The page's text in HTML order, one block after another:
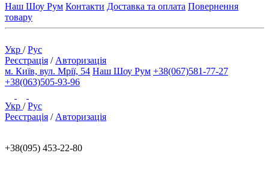
Наш Шоу Рум Контакти Доставка та оплата Повернення
товару
Укр /Рус
Реєстрація / Авторизація
м. Київ, вул. Мрії, 54 Наш Шоу Рум +38(067)581-77-27
+38(063)505-93-96
Укр /Рус
Реєстрація / Авторизація
+38(095) 453-22-80